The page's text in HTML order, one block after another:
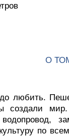
О
любить.
создали мир.
по